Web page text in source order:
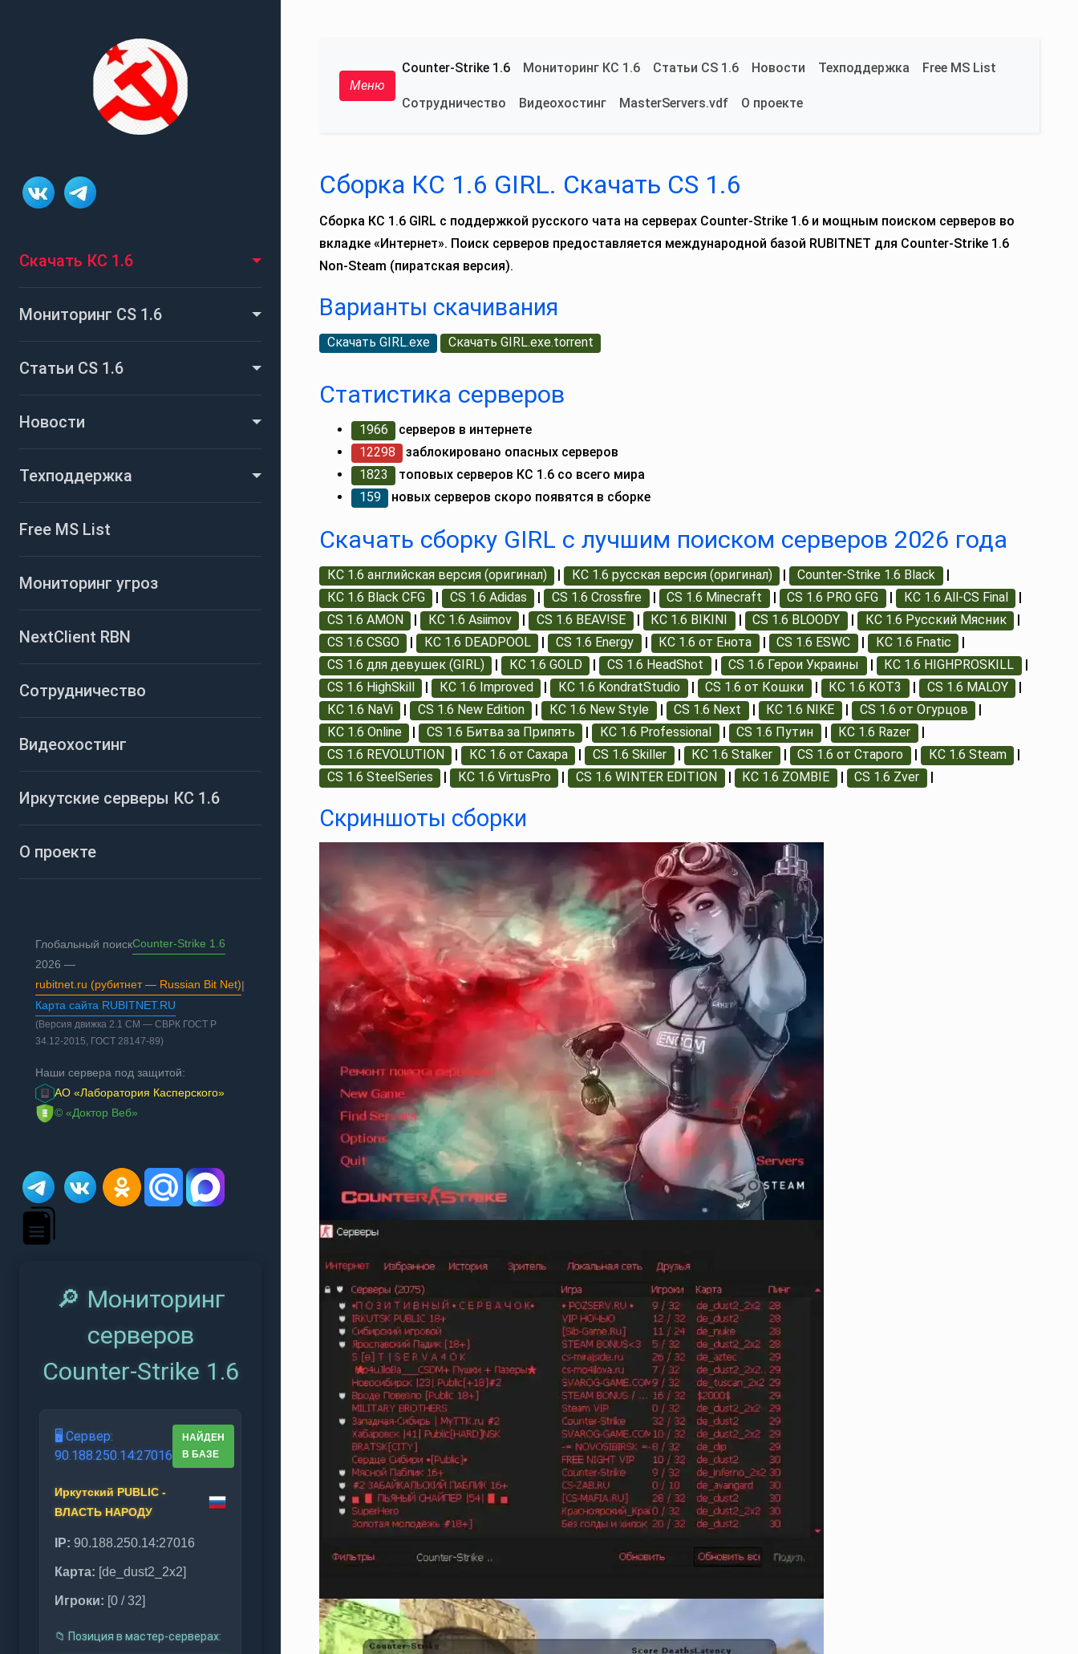
Скачать КС 1.6
Мониторинг CS 1.6
Статьи CS 1.6
Новости
Техподдержка
Free MS List
Мониторинг угроз
NextClient RBN
Сотрудничество
Видеохостинг
Иркутские серверы КС 1.6
О проекте
Глобальный поискCounter-Strike 1.6
2026 —
rubitnet.ru (рубитнет — Russian Bit Net)|
Карта сайта RUBITNET.RU
(Версия движка 2.1 СМ — СВРК ГОСТ Р
34.12-2015, ГОСТ 28147-89)
Наши сервера под защитой:
АО «Лаборатория Касперского»
© «Доктор Веб»
🔎 Мониторинг
серверов
Counter-Strike 1.6
🖥️ Сервер:
90.188.250.14:27016
НАЙДЕН
В БАЗЕ
Иркутский PUBLIC -
ВЛАСТЬ НАРОДУ
IP: 90.188.250.14:27016
Карта: [de_dust2_2x2]
Игроки: [0 / 32]
📁 Позиция в мастер‑серверах:
Меню
Переключение меню
Counter-Strike 1.6 Мониторинг КС 1.6 Статьи CS 1.6 Новости Техподдержка Free MS List
Сотрудничество Видеохостинг MasterServers.vdf О проекте
Сборка КС 1.6 GIRL. Скачать CS 1.6
Сборка КС 1.6 GIRL с поддержкой русского чата на серверах Counter‑Strike 1.6 и мощным поиском серверов во
вкладке «Интернет». Поиск серверов предоставляется международной базой RUBITNET для Counter‑Strike 1.6
Non‑Steam (пиратская версия).
Варианты скачивания
Скачать GIRL.exe Скачать GIRL.exe.torrent
Статистика серверов
1966
серверов в интернете
12298
заблокировано опасных серверов
1823
топовых серверов КС 1.6 со всего мира
159
новых серверов скоро появятся в сборке
Скачать сборку GIRL с лучшим поиском серверов 2026 года
КС 1.6 английская версия (оригинал) | КС 1.6 русская версия (оригинал) | Counter-Strike 1.6 Black
|
КС 1.6 Black CFG
| CS 1.6 Adidas | CS 1.6 Crossfire | CS 1.6 Minecraft | CS 1.6 PRO GFG | КС 1.6 All-CS Final
|
CS 1.6 AMON
| КС 1.6 Asiimov | CS 1.6 BEAV!SE | КС 1.6 BIKINI | CS 1.6 BLOODY | КС 1.6 Русский Мясник
|
CS 1.6 CSGO
| КС 1.6 DEADPOOL | CS 1.6 Energy | КС 1.6 от Енота | CS 1.6 ESWC | КС 1.6 Fnatic
|
CS 1.6 для девушек (GIRL)
| КС 1.6 GOLD | CS 1.6 HeadShot | CS 1.6 Герои Украины | КС 1.6 HIGHPROSKILL
|
CS 1.6 HighSkill
| КС 1.6 Improved | КС 1.6 KondratStudio | CS 1.6 от Кошки | КС 1.6 KOT3 | CS 1.6 MALOY
|
КС 1.6 NaVi
| CS 1.6 New Edition | КС 1.6 New Style | CS 1.6 Next | КС 1.6 NIKE | CS 1.6 от Огурцов
|
КС 1.6 Online
| CS 1.6 Битва за Припять | КС 1.6 Professional | CS 1.6 Путин | КС 1.6 Razer
|
CS 1.6 REVOLUTION
| КС 1.6 от Сахара | CS 1.6 Skiller | КС 1.6 Stalker | CS 1.6 от Старого | КС 1.6 Steam
|
CS 1.6 SteelSeries
| КС 1.6 VirtusPro | CS 1.6 WINTER EDITION | КС 1.6 ZOMBIE | CS 1.6 Zver |
Скриншоты сборки